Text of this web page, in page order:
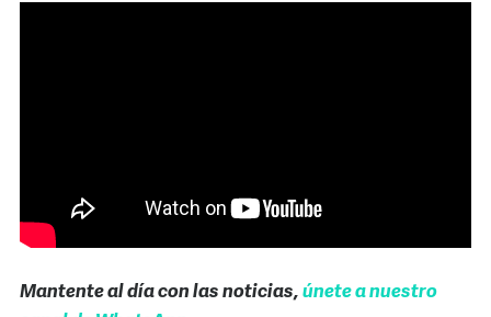
Mantente al día con las noticias, únete a nuestro